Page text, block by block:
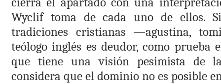
Wyclif toma de cada uno de ellos.
tradiciones cristianas —agustina,
teólogo inglés es deudor, como
que tiene una visión pesimista de
considera que el dominio no es posible